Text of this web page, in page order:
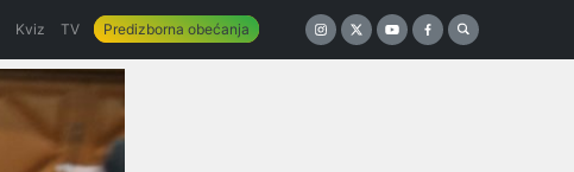
Kviz TV Predizborna obećanja